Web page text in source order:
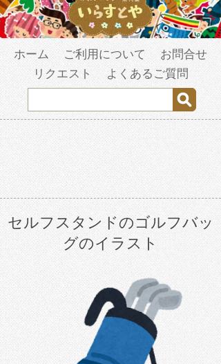
ホーム ご利用について
お問合せ
リクエスト
よくあるご質問
セルフスタンドのゴルフバッ
グのイラスト